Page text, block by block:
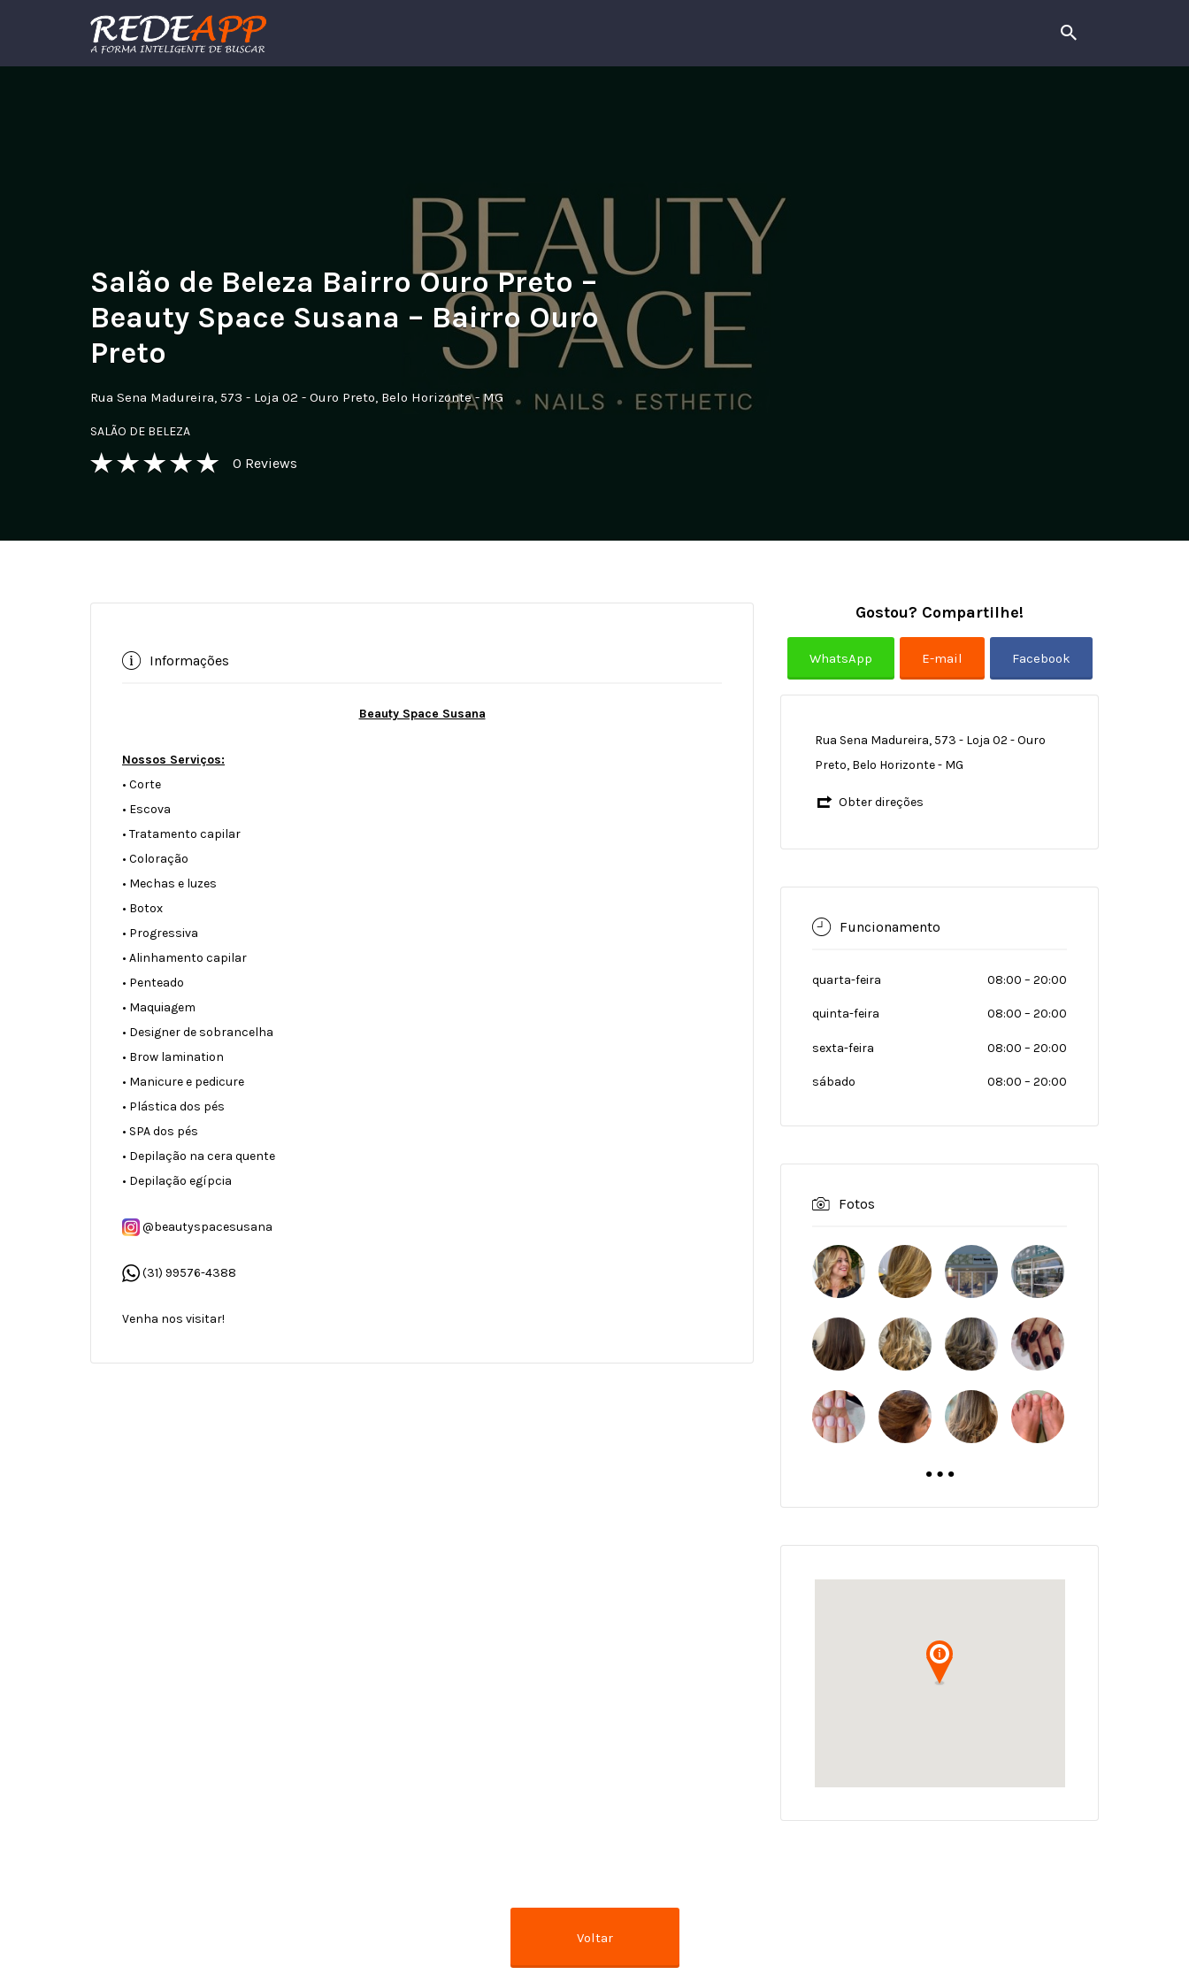
Procurar:
Salão de Beleza Bairro Ouro Preto –
Beauty Space Susana – Bairro Ouro
Preto
Rua Sena Madureira, 573 - Loja 02 - Ouro Preto, Belo Horizonte - MG
SALÃO DE BELEZA
0 Reviews
Informações
Beauty Space Susana
Nossos Serviços:
• Corte
• Escova
• Tratamento capilar
• Coloração
• Mechas e luzes
• Botox
• Progressiva
• Alinhamento capilar
• Penteado
• Maquiagem
• Designer de sobrancelha
• Brow lamination
• Manicure e pedicure
• Plástica dos pés
• SPA dos pés
• Depilação na cera quente
• Depilação egípcia
@beautyspacesusana
(31) 99576-4388
Venha nos visitar!
Gostou? Compartilhe!
Rua Sena Madureira, 573 - Loja 02 - Ouro
Preto, Belo Horizonte - MG
Obter direções
Funcionamento
quarta-feira 08:00 – 20:00
quinta-feira 08:00 – 20:00
sexta-feira 08:00 – 20:00
sábado 08:00 – 20:00
Fotos